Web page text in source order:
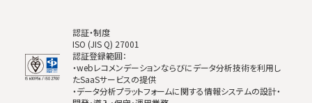
認証・制度
ISO (JIS Q) 27001
認証登録範囲：
・webレコメンデーションならびにデータ分析技術を利用し
たSaaSサービスの提供
・データ分析プラットフォームに関する情報システムの設計・